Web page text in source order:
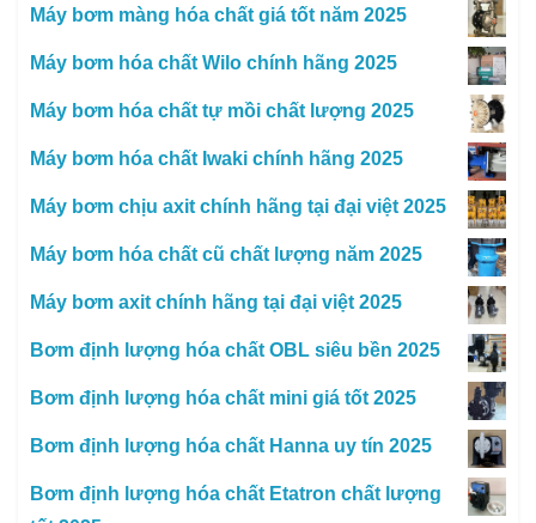
Máy bơm màng hóa chất giá tốt năm 2025
Máy bơm hóa chất Wilo chính hãng 2025
Máy bơm hóa chất tự mồi chất lượng 2025
Máy bơm hóa chất Iwaki chính hãng 2025
Máy bơm chịu axit chính hãng tại đại việt 2025
Máy bơm hóa chất cũ chất lượng năm 2025
Máy bơm axit chính hãng tại đại việt 2025
Bơm định lượng hóa chất OBL siêu bền 2025
Bơm định lượng hóa chất mini giá tốt 2025
Bơm định lượng hóa chất Hanna uy tín 2025
Bơm định lượng hóa chất Etatron chất lượng